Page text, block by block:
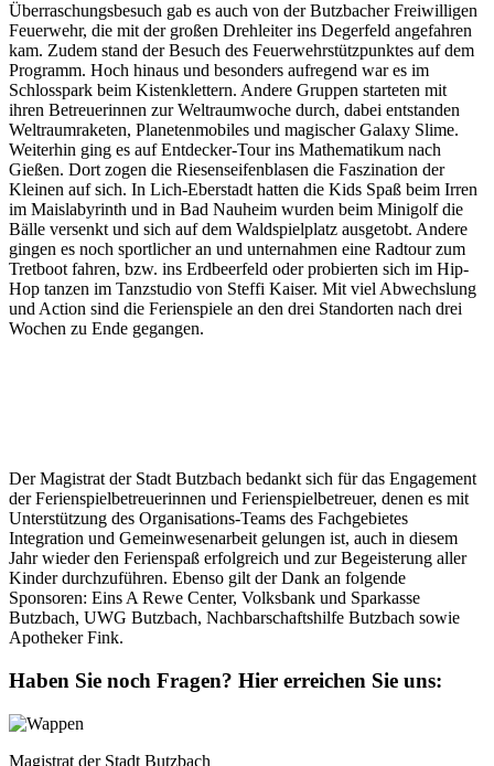
Überraschungsbesuch gab es auch von der Butzbacher Freiwilligen
Feuerwehr, die mit der großen Drehleiter ins Degerfeld angefahren
kam. Zudem stand der Besuch des Feuerwehrstützpunktes auf dem
Programm. Hoch hinaus und besonders aufregend war es im
Schlosspark beim Kistenklettern. Andere Gruppen starteten mit
ihren Betreuerinnen zur Weltraumwoche durch, dabei entstanden
Weltraumraketen, Planetenmobiles und magischer Galaxy Slime.
Weiterhin ging es auf Entdecker-Tour ins Mathematikum nach
Gießen. Dort zogen die Riesenseifenblasen die Faszination der
Kleinen auf sich. In Lich-Eberstadt hatten die Kids Spaß beim Irren
im Maislabyrinth und in Bad Nauheim wurden beim Minigolf die
Bälle versenkt und sich auf dem Waldspielplatz ausgetobt. Andere
gingen es noch sportlicher an und unternahmen eine Radtour zum
Tretboot fahren, bzw. ins Erdbeerfeld oder probierten sich im Hip-
Hop tanzen im Tanzstudio von Steffi Kaiser. Mit viel Abwechslung
und Action sind die Ferienspiele an den drei Standorten nach drei
Wochen zu Ende gegangen.
Der Magistrat der Stadt Butzbach bedankt sich für das Engagement
der Ferienspielbetreuerinnen und Ferienspielbetreuer, denen es mit
Unterstützung des Organisations-Teams des Fachgebietes
Integration und Gemeinwesenarbeit gelungen ist, auch in diesem
Jahr wieder den Ferienspaß erfolgreich und zur Begeisterung aller
Kinder durchzuführen. Ebenso gilt der Dank an folgende
Sponsoren: Eins A Rewe Center, Volksbank und Sparkasse
Butzbach, UWG Butzbach, Nachbarschaftshilfe Butzbach sowie
Apotheker Fink.
Haben Sie noch Fragen? Hier erreichen Sie uns:
Magistrat der Stadt Butzbach